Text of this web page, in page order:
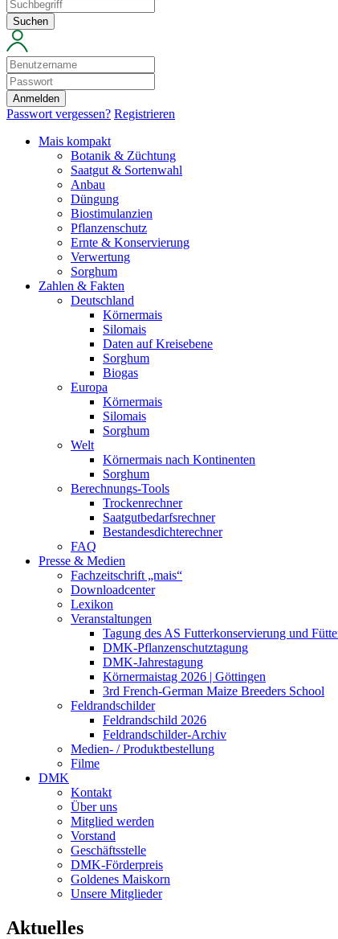
Suchen
Anmelden
Passwort vergessen? Registrieren
Mais kompakt
Botanik & Züchtung
Saatgut & Sortenwahl
Anbau
Düngung
Biostimulanzien
Pflanzenschutz
Ernte & Konservierung
Verwertung
Sorghum
Zahlen & Fakten
Deutschland
Körnermais
Silomais
Daten auf Kreisebene
Sorghum
Biogas
Europa
Körnermais
Silomais
Sorghum
Welt
Körnermais nach Kontinenten
Sorghum
Berechnungs-Tools
Trockenrechner
Saatgutbedarfsrechner
Bestandesdichterechner
FAQ
Presse & Medien
Fachzeitschrift „mais“
Downloadcenter
Lexikon
Veranstaltungen
Tagung des AS Futterkonservierung und
DMK-Pflanzenschutztagung
DMK-Jahrestagung
Körnermaistag 2026 | Göttingen
3rd French-German Maize Breeders School
Feldrandschilder
Feldrandschild 2026
Feldrandschilder-Archiv
Medien- / Produktbestellung
Filme
DMK
Kontakt
Über uns
Mitglied werden
Vorstand
Geschäftsstelle
DMK-Förderpreis
Goldenes Maiskorn
Unsere Mitglieder
Aktuelles